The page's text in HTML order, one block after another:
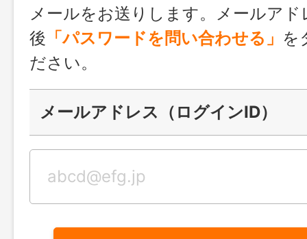
メールをお送りします。メールアド
後 「パスワードを問い合わせる」 を
ださい。
メールアドレス（ログインID）